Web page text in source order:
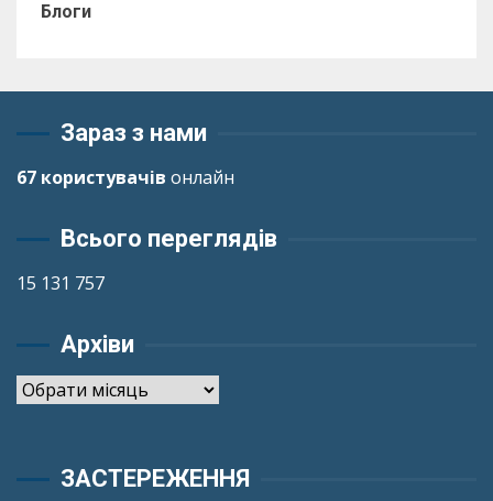
Блоги
Зараз з нами
67 користувачів онлайн
Всього переглядів
15 131 757
Архіви
Архіви
ЗАСТЕРЕЖЕННЯ